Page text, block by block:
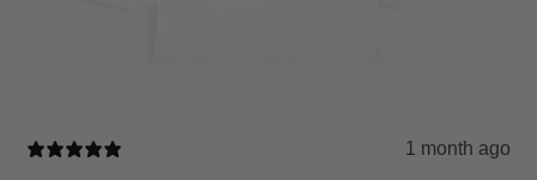
1 month ago